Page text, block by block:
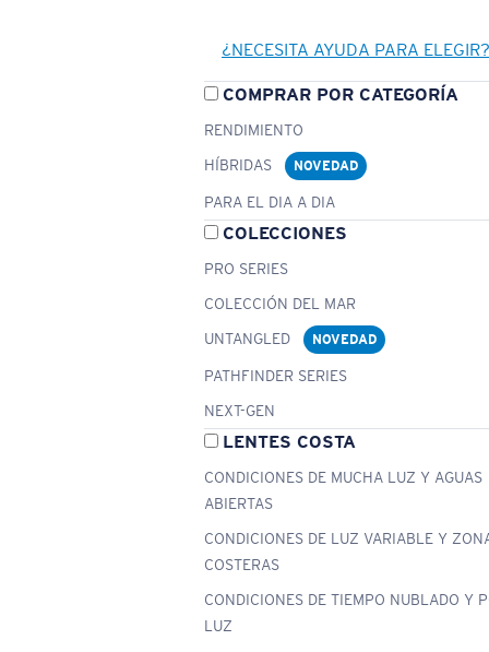
¿NECESITA AYUDA PARA ELEGIR?
COMPRAR POR CATEGORÍA
RENDIMIENTO
HÍBRIDAS
NOVEDAD
PARA EL DIA A DIA
COLECCIONES
PRO SERIES
COLECCIÓN DEL MAR
UNTANGLED
NOVEDAD
PATHFINDER SERIES
NEXT-GEN
LENTES COSTA
CONDICIONES DE MUCHA LUZ Y AGUAS
ABIERTAS
CONDICIONES DE LUZ VARIABLE Y
COSTERAS
CONDICIONES DE TIEMPO NUBLADO Y
LUZ